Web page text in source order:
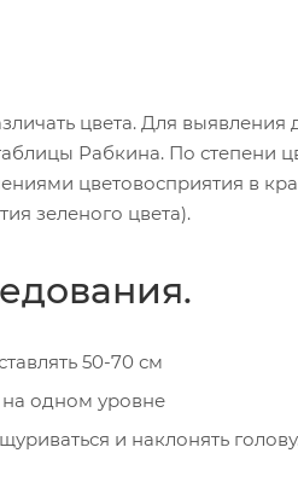
цвета. Для выявления
Рабкина. По степени
цветовосприятия в
зеленого цвета).
50-70 см
одном уровне
и наклонять